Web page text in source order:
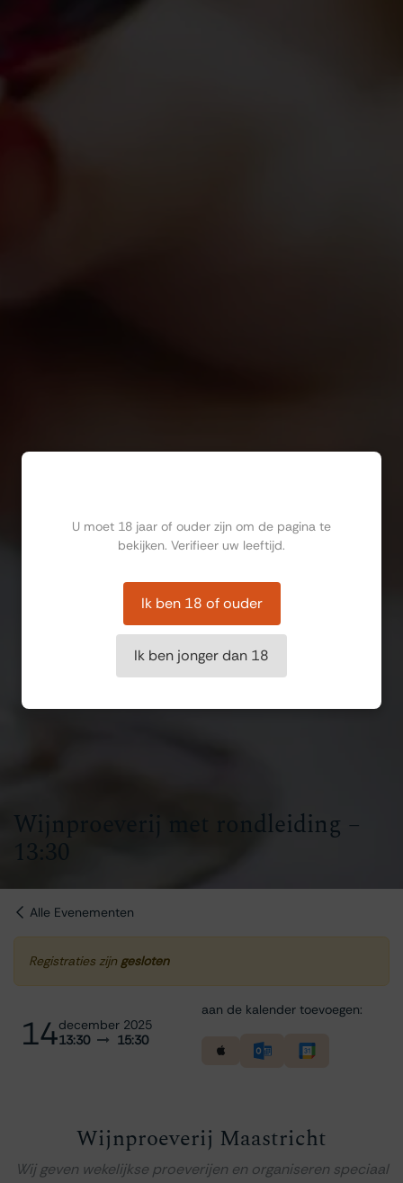
Wijnproeverij met rondleiding –
13:30
Alle Evenementen
Registraties zijn gesloten
14december 2025
13:30
15:30
aan de kalender toevoegen:
Wijnproeverij Maastricht
Wij geven wekelijkse proeverijen en organiseren speciaal
U moet 18 jaar of ouder zijn om de pagina te
bekijken. Verifieer uw leeftijd.
Ik ben 18 of ouder
Ik ben jonger dan 18